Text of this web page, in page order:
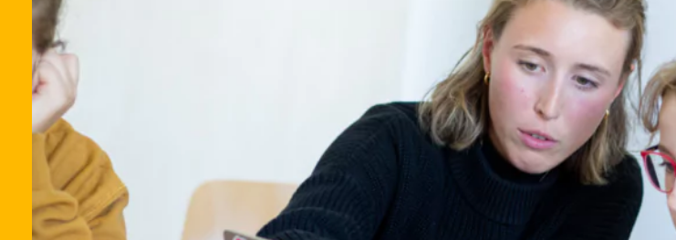
ÜBER UNS
FÜR UNTERNEHMEN